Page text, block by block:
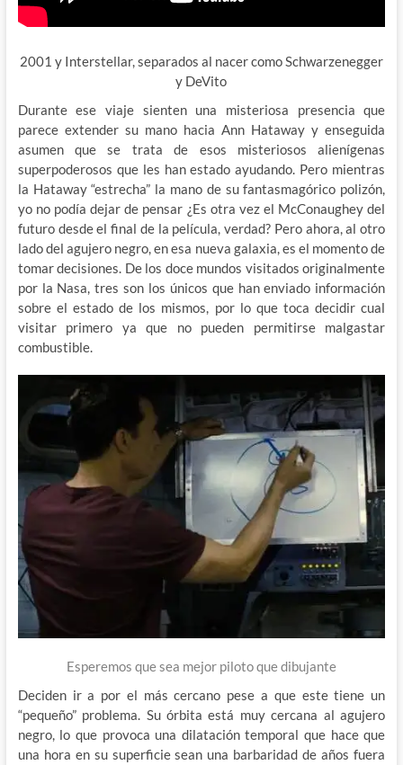
2001 y Interstellar, separados al nacer como Schwarzenegger
y DeVito
Durante ese viaje sienten una misteriosa presencia que
parece extender su mano hacia Ann Hataway y enseguida
asumen que se trata de esos misteriosos alienígenas
superpoderosos que les han estado ayudando. Pero mientras
la Hataway “estrecha” la mano de su fantasmagórico polizón,
yo no podía dejar de pensar ¿Es otra vez el McConaughey del
futuro desde el final de la película, verdad? Pero ahora, al otro
lado del agujero negro, en esa nueva galaxia, es el momento de
tomar decisiones. De los doce mundos visitados originalmente
por la Nasa, tres son los únicos que han enviado información
sobre el estado de los mismos, por lo que toca decidir cual
visitar primero ya que no pueden permitirse malgastar
combustible.
Esperemos que sea mejor piloto que dibujante
Deciden ir a por el más cercano pese a que este tiene un
“pequeño” problema. Su órbita está muy cercana al agujero
negro, lo que provoca una dilatación temporal que hace que
una hora en su superficie sean una barbaridad de años fuera